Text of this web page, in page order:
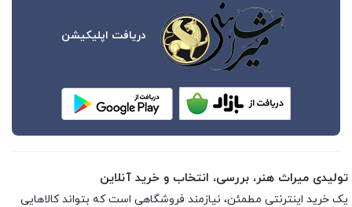
دریافت اپلیکیشن
تولیدی میراث هنر، بررسی، انتخاب و خرید آنلاین
یک خرید اینترنتی مطمئن، نیازمند فروشگاهی است که بتواند کالاهایی